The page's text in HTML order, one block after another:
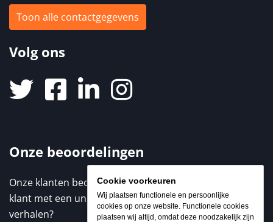
Cookie voorkeuren
Wij plaatsen functionele en persoonlijke
cookies op onze website. Functionele cookies
plaatsen wij altijd, omdat deze noodzakelijk zijn
Toon alle contactgegevens
Volg ons
Onze beoordelingen
Onze klanten beoordelen ons met een 9,3 / 10. Elke
klant met een unieke ervaring. Benieuwd naar de
verhalen?